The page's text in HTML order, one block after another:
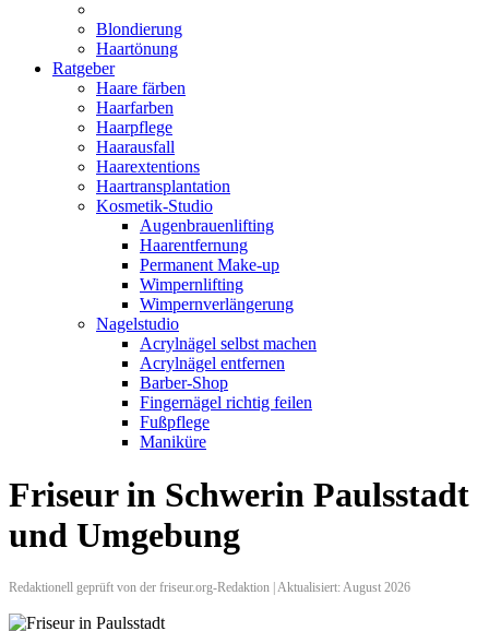
Blondierung
Haartönung
Ratgeber
Haare färben
Haarfarben
Haarpflege
Haarausfall
Haarextentions
Haartransplantation
Kosmetik-Studio
Augenbrauenlifting
Haarentfernung
Permanent Make-up
Wimpernlifting
Wimpernverlängerung
Nagelstudio
Acrylnägel selbst machen
Acrylnägel entfernen
Barber-Shop
Fingernägel richtig feilen
Fußpflege
Maniküre
Friseur in Schwerin Paulsstadt
und Umgebung
Redaktionell geprüft von der friseur.org-Redaktion | Aktualisiert: August 2026